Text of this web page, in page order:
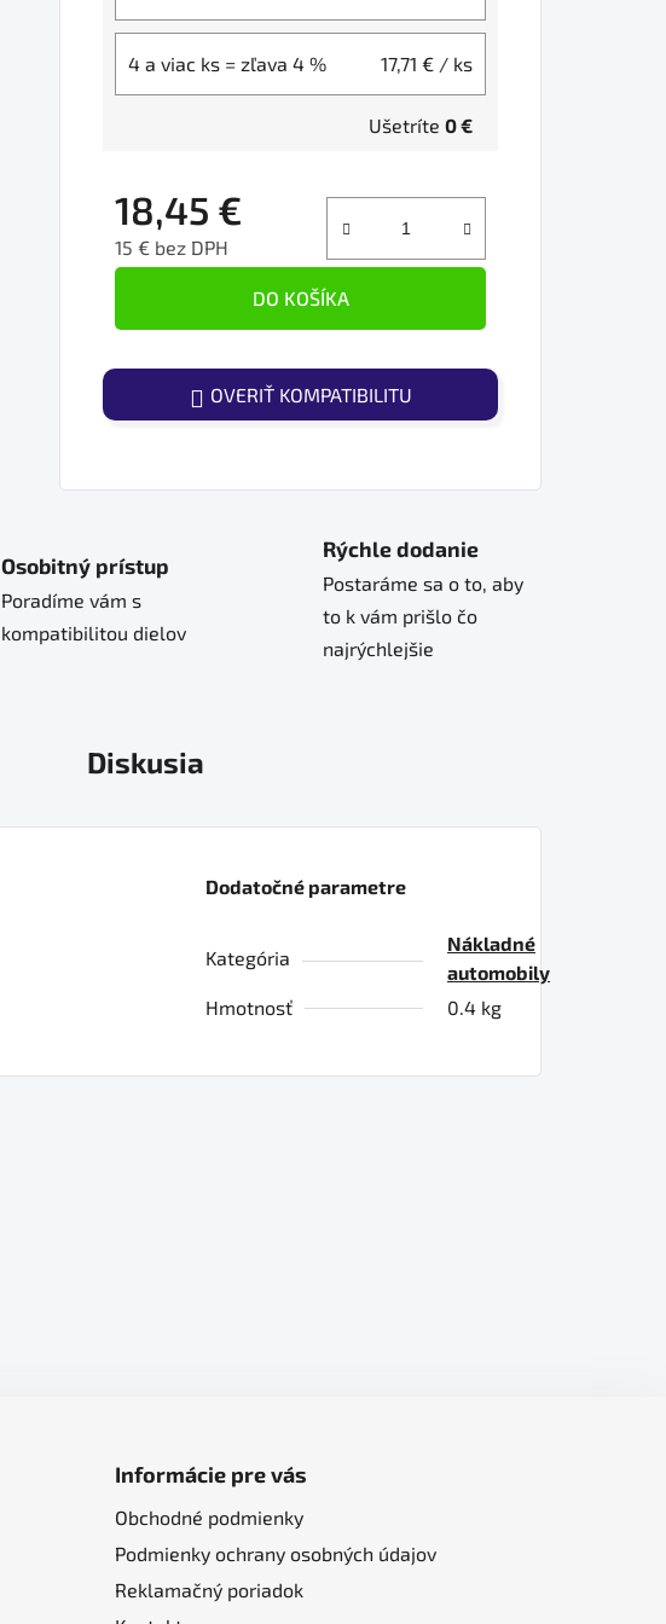
4 a viac ks = zľava 4 % 17,71 € / ks
Ušetríte 0 €
18,45 €
15 € bez DPH
DO KOŠÍKA
OVERIŤ KOMPATIBILITU
Osobitný prístup
Poradíme vám s
kompatibilitou dielov
Rýchle dodanie
Postaráme sa o to, aby
to k vám prišlo čo
najrýchlejšie
Diskusia
Dodatočné parametre
Kategória
Nákladné
automobily
Hmotnosť
0.4 kg
Informácie pre vás
Obchodné podmienky
Podmienky ochrany osobných údajov
Reklamačný poriadok